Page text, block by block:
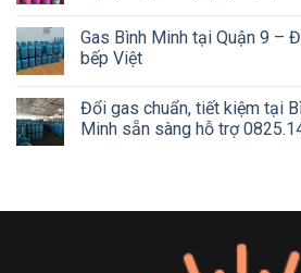
Gas Bình Minh tại Quận 9 –
bếp Việt
Đổi gas chuẩn, tiết kiệm tại
Minh sẵn sàng hỗ trợ